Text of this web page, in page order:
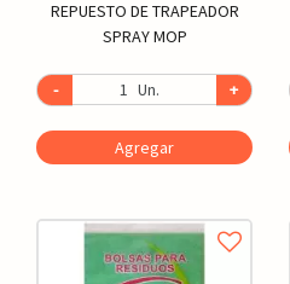
REPUESTO DE TRAPEADOR
SPRAY MOP
- Un. +
Agregar